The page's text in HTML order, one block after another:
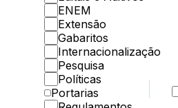
ENEM
Extensão
Gabaritos
Internacionalização
Pesquisa
Políticas
Portarias